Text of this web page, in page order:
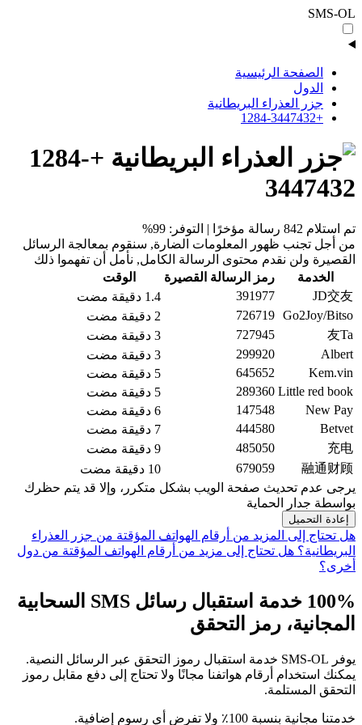
SMS-OL
الصفحة الرئيسية
الدول
جزر العذراء البريطانية
+1284-3447432
+1284-
3447432
تم استلام 842 رسالة مؤخرًا | التوفر: 99%
من أجل تجنب ظهور المعلومات الضارة, سنقوم بمعالجة الرسائل
القصيرة ولن نقدم محتوى الرسالة الكامل, نأمل أن تفهموا ذلك
الخدمة
رمز الرسالة القصيرة
الوقت
JD交友
391977
1.4 دقيقة مضت
Go2Joy/Bitso
726719
2 دقيقة مضت
友Ta
727945
3 دقيقة مضت
Albert
299920
3 دقيقة مضت
Kem.vin
645652
5 دقيقة مضت
Little red book
289360
5 دقيقة مضت
New Pay
147548
6 دقيقة مضت
Betvet
444580
7 دقيقة مضت
充电
485050
9 دقيقة مضت
融通财顾
679059
10 دقيقة مضت
يرجى عدم تحديث صفحة الويب بشكل متكرر، وإلا قد يتم حظرك
بواسطة جدار الحماية
إعادة التحميل
هل تحتاج إلى المزيد من أرقام الهواتف المؤقتة من جزر العذراء
البريطانية؟ هل تحتاج إلى مزيد من أرقام الهواتف المؤقتة من دول
أخرى؟
100% خدمة استقبال رسائل SMS السحابية
المجانية، رمز التحقق
يوفر SMS-OL خدمة استقبال رموز التحقق عبر الرسائل النصية.
يمكنك استخدام أرقام هواتفنا مجانًا ولا تحتاج إلى دفع مقابل رموز
التحقق المستلمة.
خدمتنا مجانية بنسبة 100٪ ولا تفرض أي رسوم إضافية.